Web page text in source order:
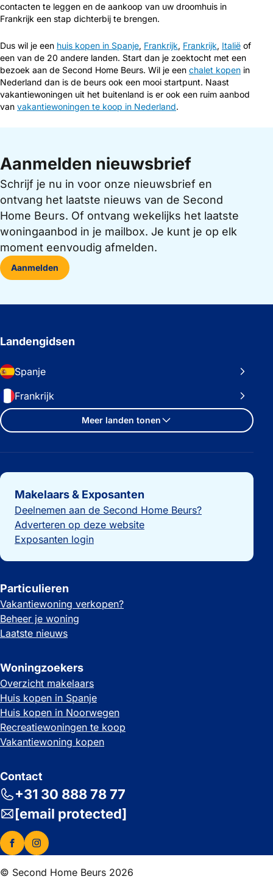
contacten te leggen en de aankoop van uw droomhuis in
Frankrijk een stap dichterbij te brengen.
Dus wil je een huis kopen in Spanje, Frankrijk, Frankrijk, Italië of
een van de 20 andere landen. Start dan je zoektocht met een
bezoek aan de Second Home Beurs. Wil je een chalet kopen in
Nederland dan is de beurs ook een mooi startpunt. Naast
vakantiewoningen uit het buitenland is er ook een ruim aanbod
van vakantiewoningen te koop in Nederland.
Aanmelden nieuwsbrief
Schrijf je nu in voor onze nieuwsbrief en
ontvang het laatste nieuws van de Second
Home Beurs. Of ontvang wekelijks het laatste
woningaanbod in je mailbox. Je kunt je op elk
moment eenvoudig afmelden.
Aanmelden
Landengidsen
Spanje
Frankrijk
Meer landen tonen
Belangrijke links
Makelaars & Exposanten
Deelnemen aan de Second Home Beurs?
Adverteren op deze website
Exposanten login
Particulieren
Vakantiewoning verkopen?
Beheer je woning
Laatste nieuws
Woningzoekers
Overzicht makelaars
Huis kopen in Spanje
Huis kopen in Noorwegen
Recreatiewoningen te koop
Vakantiewoning kopen
Contact
+31 30 888 78 77
[email protected]
© Second Home Beurs 2026